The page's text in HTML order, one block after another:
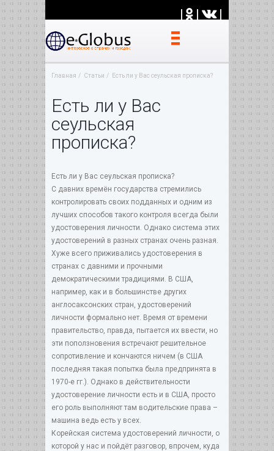
| | |
Главная Статьи Есть ли у Вас сеульская прописка?
Есть ли у Вас
сеульская
прописка?
Есть ли у Вас сеульская прописка?
С давних времён государства стремились
контролировать своих подданных и одним из
лучших способов такого контроля всегда были
удостоверения личности. Однако система этих
удостоверений в разных странах очень разная.
Хуже всего приживались удостоверения в
странах с давними и прочными
демократическими традициями. В США,
например, как и в большинстве других
англосаксонских стран, удостоверений
личности формально нет. Время от времени
правительство, правда, пытается их ввести, но
эти поползновения встречают решительное
сопротивление и кончаются ничем (в США
последняя такая попытка была предпринята в
1970-е гг.). Однако в действительности
удостоверение личности есть и в США, просто
его роль выполняют там водительские права –
машина ведь есть у всех.
Корейская система удостоверений личности, о
которой у нас и пойдёт разговор, впрочем, куда